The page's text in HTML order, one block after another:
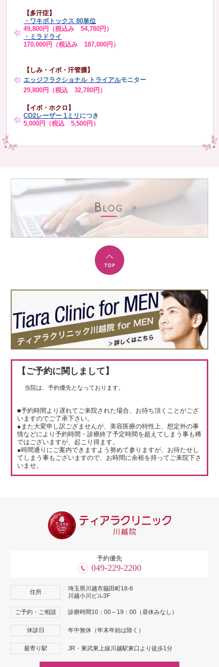
【多汗症】
・ ワキボトックス 80単位
49,800円（税込み 54,780円）
・ミラドライ
170,000円（税込み 187,000円）
【しみ・イボ・汗管腫】
エッジフラクショナル トライアルモニター
29,800円（税込 32,780円）
【イボ・ホクロ】
CO2レーザー 1ミリ につき
5,000円（税込 5,500円）
【ご予約に関しまして】
当院は、予約優先となっております。
■予約時間より遅れてご来院された場合、お待ち頂くことがござ
いますのでご了承下さい。
●また大変申し訳ござませんが、美容医療の特性上、想定外の事
情などにより予約時間・診療終了予定時間を超えてしまう事も稀
ではございますが、起こり得ます。
●時間通りにご案内できますよう努めて参りますが、お待たせし
てしまう事もございますので、お時間に余裕を持ってご来院下さ
いませ。
予約優先
049-229-2200
住所
埼玉県川越市脇田町18-6
川越小川ビル3F
ご予約・ご相談 診療時間10：00～19：00（昼休みなし）
休診日 年中無休（年末年始は除く）
最寄り駅 JR・東武東上線川越駅東口より徒歩1分